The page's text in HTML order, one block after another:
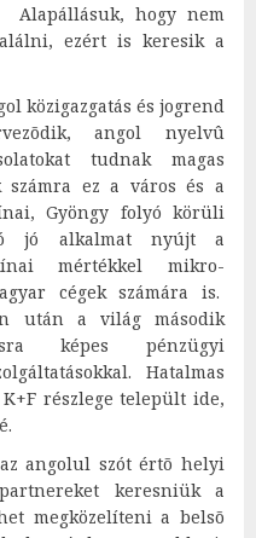
Alapállásuk, hogy nem
ezért is keresik a
közigazgatás és jogrend
angol nyelvû
tudnak magas
ez a város és a
Gyöngy folyó körüli
jó alkalmat nyújt a
mértékkel mikro-
cégek számára is.
után a világ második
képes pénzügyi
Hatalmas
részlege települt ide,
angolul szót értõ helyi
keresniük a
megközelíteni a belsõ